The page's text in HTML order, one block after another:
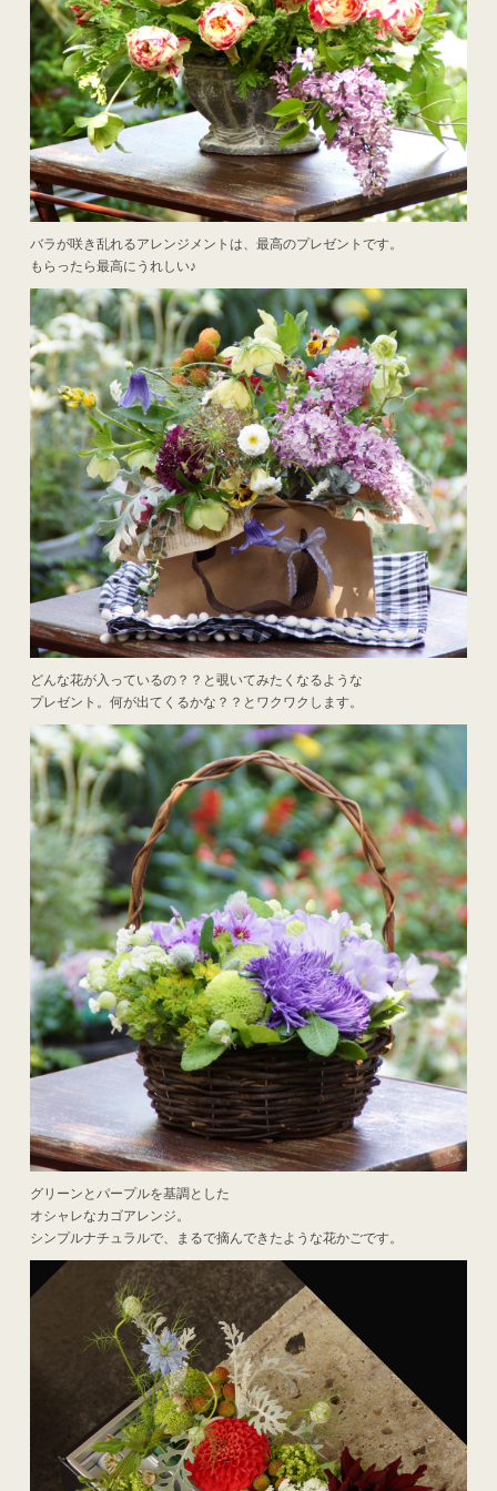
バラが咲き乱れるアレンジメントは、最高のプレゼントです。
もらったら最高にうれしい♪
どんな花が入っているの？？と覗いてみたくなるような
プレゼント。何が出てくるかな？？とワクワクします。
グリーンとパープルを基調とした
オシャレなカゴアレンジ。
シンプルナチュラルで、まるで摘んできたような花かごです。